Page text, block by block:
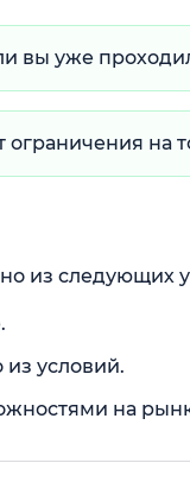
вы уже
на
из следующих
условий.
на